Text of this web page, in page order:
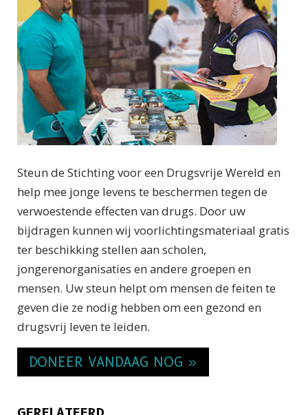
Steun de Stichting voor een Drugsvrije Wereld en
help mee jonge levens te beschermen tegen de
verwoestende effecten van drugs. Door uw
bijdragen kunnen wij voorlichtingsmateriaal gratis
ter beschikking stellen aan scholen,
jongerenorganisaties en andere groepen en
mensen. Uw steun helpt om mensen de feiten te
geven die ze nodig hebben om een gezond en
drugsvrij leven te leiden.
DONEER VANDAAG NOG »